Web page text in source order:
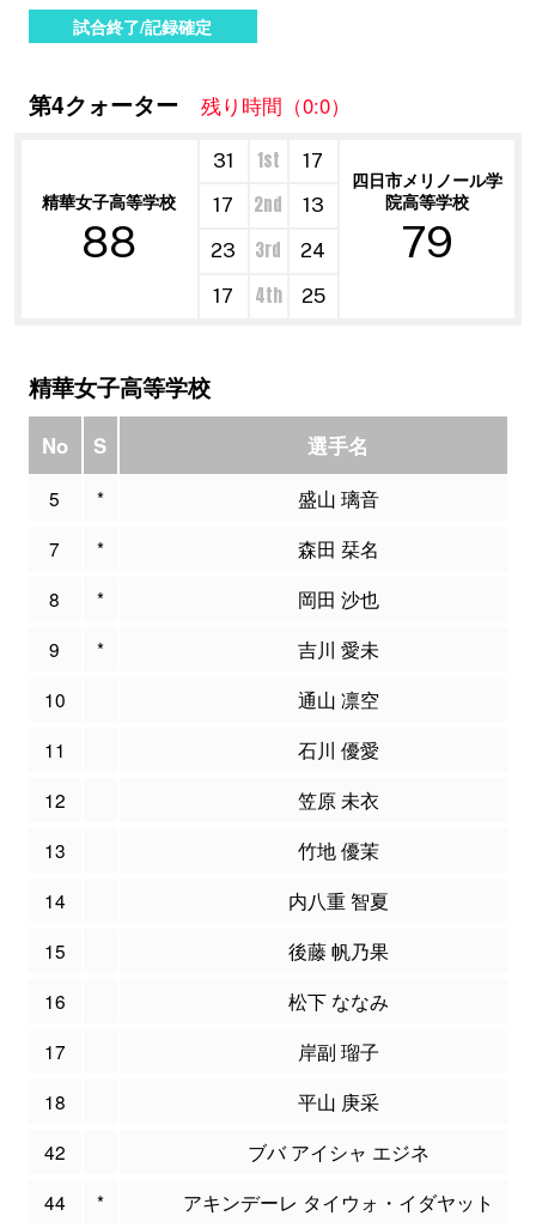
試合終了/記録確定
第4クォーター 残り時間（0:0）
精華女子高等学校
88
31 1st 17
四日市メリノール学
院高等学校
79
17 2nd
13
23
3rd
24
17
4th 25
精華女子高等学校
No S 選手名
5 *
盛山 璃音
7
*
森田 栞名
8
*
岡田 沙也
9
*
吉川 愛未
10
通山 凛空
11
石川 優愛
12
笠原 未衣
13
竹地 優茉
14
内八重 智夏
15
後藤 帆乃果
16
松下 ななみ
17
岸副 瑠子
18
平山 庚采
42
ブバ アイシャ エジネ
44
* アキンデーレ タイウォ・イダヤット